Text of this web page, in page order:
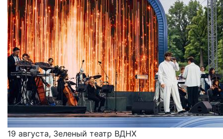
19 августа, Зеленый театр ВДНХ